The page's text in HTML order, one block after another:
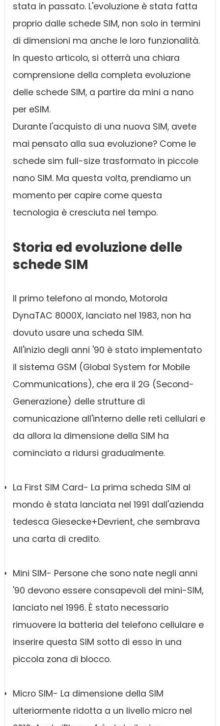
stata in passato. L'evoluzione è stata fatta
proprio dalle schede SIM, non solo in termini
di dimensioni ma anche le loro funzionalità.
In questo articolo, si otterrà una chiara
comprensione della completa evoluzione
delle schede SIM, a partire da mini a nano
per eSIM.
Durante l'acquisto di una nuova SIM, avete
mai pensato alla sua evoluzione? Come le
schede sim full-size trasformato in piccole
nano SIM. Ma questa volta, prendiamo un
momento per capire come questa
tecnologia è cresciuta nel tempo.
Storia ed evoluzione delle
schede SIM
Il primo telefono al mondo, Motorola
DynaTAC 8000X, lanciato nel 1983, non ha
dovuto usare una scheda SIM.
All'inizio degli anni '90 è stato implementato
il sistema GSM (Global System for Mobile
Communications), che era il 2G (Second-
Generazione) delle strutture di
comunicazione all'interno delle reti cellulari e
da allora la dimensione della SIM ha
cominciato a ridursi gradualmente.
La First SIM Card- La prima scheda SIM al
mondo è stata lanciata nel 1991 dall'azienda
tedesca Giesecke+Devrient, che sembrava
una carta di credito.
Mini SIM- Persone che sono nate negli anni
'90 devono essere consapevoli del mini-SIM,
lanciato nel 1996. È stato necessario
rimuovere la batteria del telefono cellulare e
inserire questa SIM sotto di esso in una
piccola zona di blocco.
Micro SIM- La dimensione della SIM
ulteriormente ridotta a un livello micro nel